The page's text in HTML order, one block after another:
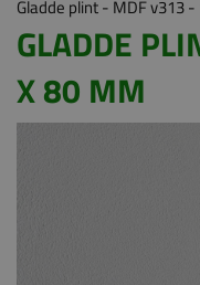
Gladde plint - MDF v313
GLADDE
X 80 MM